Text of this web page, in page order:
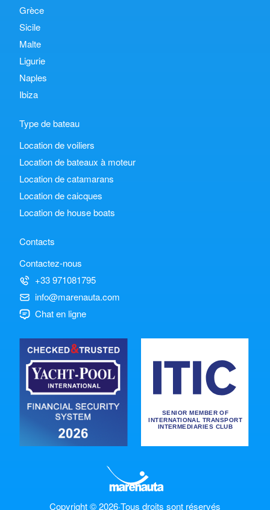
Grèce
Sicile
Malte
Ligurie
Naples
Ibiza
Type de bateau
Location de voiliers
Location de bateaux à moteur
Location de catamarans
Location de caicques
Location de house boats
Contacts
Contactez-nous
+33 971081795
info@marenauta.com
Chat en ligne
Copyright © 2026·Tous droits sont réservés